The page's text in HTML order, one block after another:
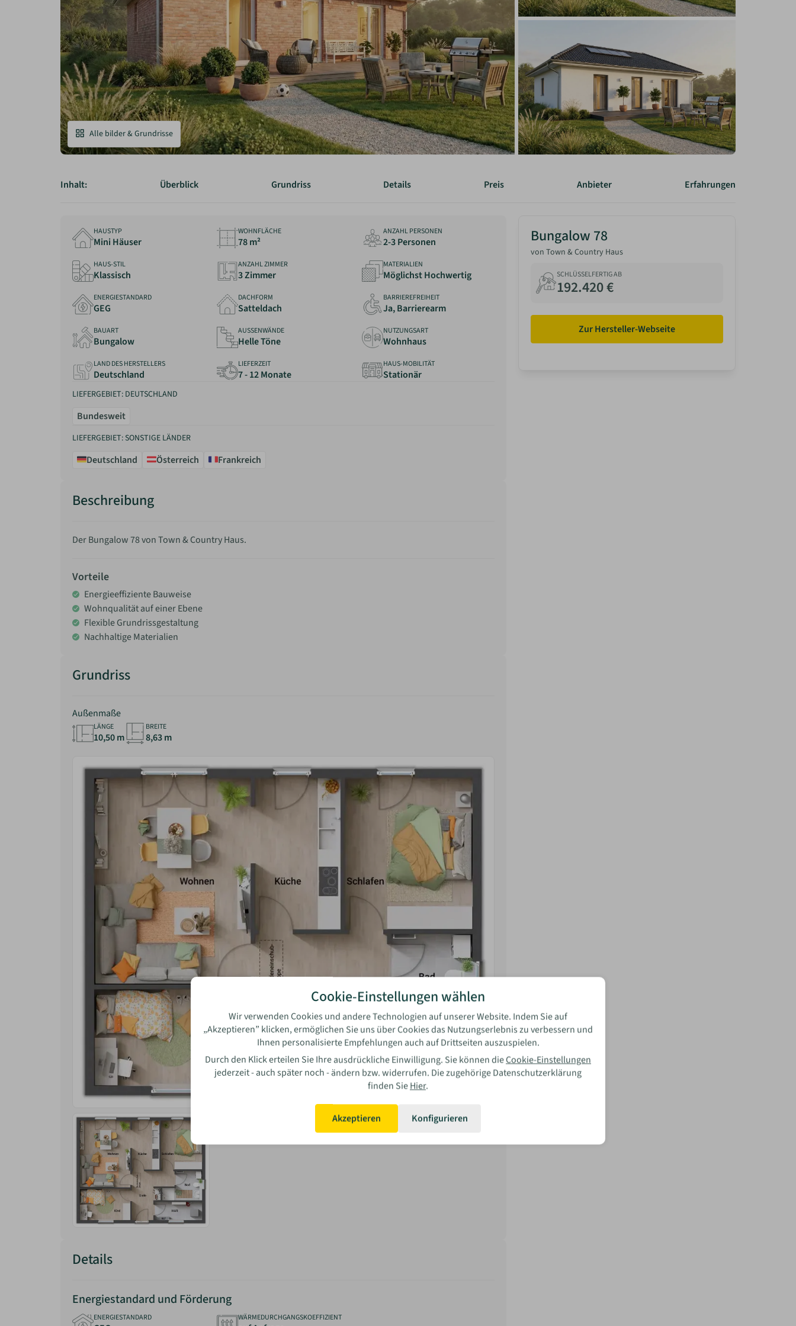
Alle bilder & Grundrisse
Inhalt: Überblick Grundriss Details Preis Anbieter Erfahrungen
HAUSTYP
Mini Häuser
WOHNFLÄCHE
78 m²
ANZAHL PERSONEN
2-3 Personen
HAUS-STIL
Klassisch
ANZAHL ZIMMER
3 Zimmer
MATERIALIEN
Möglichst Hochwertig
ENERGIESTANDARD
GEG
DACHFORM
Satteldach
BARRIEREFREIHEIT
Ja, Barrierearm
BAUART
Bungalow
AUSSENWÄNDE
Helle Töne
NUTZUNGSART
Wohnhaus
LAND DES HERSTELLERS
Deutschland
LIEFERZEIT
7 - 12 Monate
HAUS-MOBILITÄT
Stationär
LIEFERGEBIET: DEUTSCHLAND
Bundesweit
LIEFERGEBIET: SONSTIGE LÄNDER
Deutschland Österreich Frankreich
Beschreibung
Der Bungalow 78 von Town & Country Haus.
Vorteile
Energieeffiziente Bauweise
Wohnqualität auf einer Ebene
Flexible Grundrissgestaltung
Nachhaltige Materialien
Grundriss
Außenmaße
LÄNGE
10,50 m
BREITE
8,63 m
Details
Energiestandard und Förderung
ENERGIESTANDARD WÄRMEDURCHGANGSKOEFFIZIENT
Bungalow 78
vonTown & Country Haus
SCHLÜSSELFERTIG AB
192.420 €
Zur Hersteller-Webseite
Bewertung
E-Mail
Cookie-Einstellungen wählen
Wir verwenden Cookies und andere Technologien auf unserer Website. Indem Sie auf
„Akzeptieren” klicken, ermöglichen Sie uns über Cookies das Nutzungserlebnis zu verbessern und
Ihnen personalisierte Empfehlungen auch auf Drittseiten auszuspielen.
Durch den Klick erteilen Sie Ihre ausdrückliche Einwilligung. Sie können dieCookie-Einstellungen
jederzeit - auch später noch - ändern bzw. widerrufen. Die zugehörige Datenschutzerklärung
finden SieHier.
Akzeptieren Konfigurieren